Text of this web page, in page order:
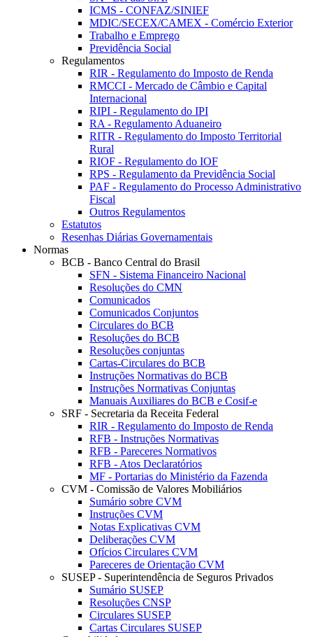
ICMS - CONFAZ/SINIEF
MDIC/SECEX/CAMEX - Comércio Exterior
Trabalho e Emprego
Previdência Social
Regulamentos
RIR - Regulamento do Imposto de Renda
RMCCI - Mercado de Câmbio e Capital
Internacional
RIPI - Regulamento do IPI
RA - Regulamento Aduaneiro
RITR - Regulamento do Imposto Territorial
Rural
RIOF - Regulamento do IOF
RPS - Regulamento da Previdência Social
PAF - Regulamento do Processo Administrativo
Fiscal
Outros Regulamentos
Estatutos
Resenhas Diárias Governamentais
Normas
BCB - Banco Central do Brasil
SFN - Sistema Financeiro Nacional
Resoluções do CMN
Comunicados
Comunicados Conjuntos
Circulares do BCB
Resoluções do BCB
Resoluções conjuntas
Cartas-Circulares do BCB
Instruções Normativas do BCB
Instruções Normativas Conjuntas
Manuais Auxiliares do BCB e Cosif-e
SRF - Secretaria da Receita Federal
RIR - Regulamento do Imposto de Renda
RFB - Instruções Normativas
RFB - Pareceres Normativos
RFB - Atos Declaratórios
MF - Portarias do Ministério da Fazenda
CVM - Comissão de Valores Mobiliários
Sumário sobre CVM
Instruções CVM
Notas Explicativas CVM
Deliberações CVM
Ofícios Circulares CVM
Pareceres de Orientação CVM
SUSEP - Superintendência de Seguros Privados
Sumário SUSEP
Resoluções CNSP
Circulares SUSEP
Cartas Circulares SUSEP